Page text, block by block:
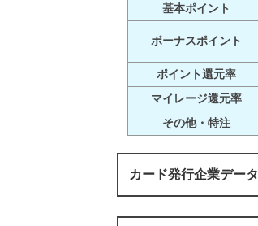
基本ポイント
ボーナスポイント
ポイント還元率
マイレージ還元率
その他・特注
カード発行企業データ